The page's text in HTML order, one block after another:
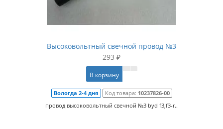
Высоковольтный свечной провод №3
293 ₽
В корзину
Вологда 2-4 дня Код товара: 10237826-00
провод высоковольтный свечной №3 byd f3,f3-r..